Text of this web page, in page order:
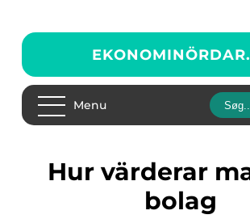
EKONOMINÖRDAR.
Menu
Hur värderar man ett
bolag